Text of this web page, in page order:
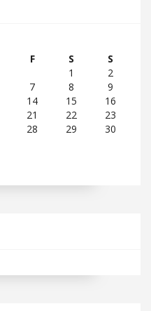
F S
S
1
2
7 8
9
14 15
16
21 22
23
28 29
30